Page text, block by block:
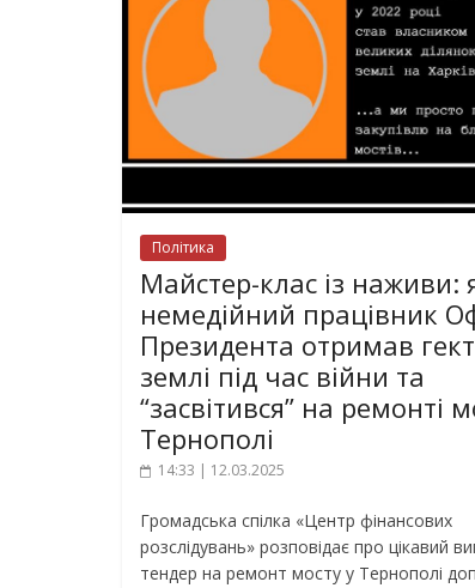
Політика
Майстер-клас із наживи:
немедійний працівник
Президента отримав
землі під час війни та
“засвітився” на ремонті
Тернополі
14:33 | 12.03.2025
Громадська спілка «Центр фінансових
розслідувань» розповідає про цікавий
тендер на ремонт мосту у Тернополі